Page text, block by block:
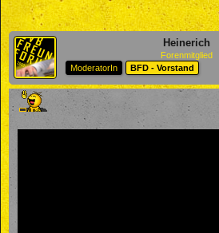
Heinerich
Forenmitglied
ModeratorIn
BFD - Vorstand